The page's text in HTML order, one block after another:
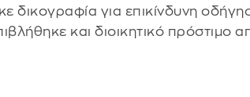
δικογραφία για επικίνδυνη
και διοικητικό πρόστιμο